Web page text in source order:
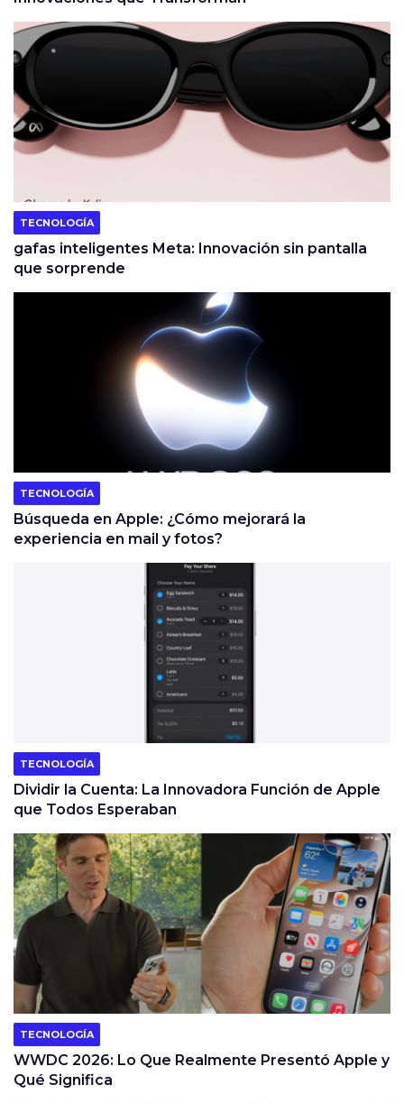
TECNOLOGÍA
gafas inteligentes Meta: Innovación sin pantalla
que sorprende
TECNOLOGÍA
Búsqueda en Apple: ¿Cómo mejorará la
experiencia en mail y fotos?
TECNOLOGÍA
Dividir la Cuenta: La Innovadora Función de Apple
que Todos Esperaban
TECNOLOGÍA
WWDC 2026: Lo Que Realmente Presentó Apple y
Qué Significa